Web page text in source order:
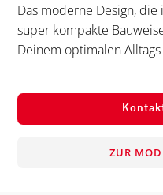
Das moderne Design,
super kompakte
Deinem optimalen
ZUR